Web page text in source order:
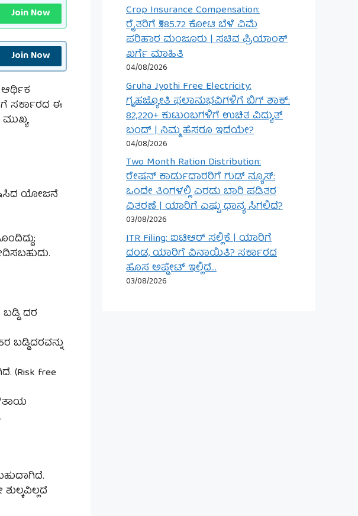
Join Now
Join Now
ಆರ್ಥಿಕ
ಸರ್ಕಾರದ ಈ
ಯೋಜನೆ
ದರ
ಬಡ್ಡಿದರವನ್ನು
free
Crop Insurance Compensation:
ರೈತರಿಗೆ ₹585.72 ಕೋಟಿ ಬೆಳೆ ವಿಮೆ
ಪರಿಹಾರ ಮಂಜೂರು | ಸಚಿವ ಪ್ರಿಯಾಂಕ್
ಖರ್ಗೆ ಮಾಹಿತಿ
04/08/2026
Gruha Jyothi Free Electricity:
ಗೃಹಜ್ಯೋತಿ ಫಲಾನುಭವಿಗಳಿಗೆ ಬಿಗ್ ಶಾಕ್:
82,220+ ಕುಟುಂಬಗಳಿಗೆ ಉಚಿತ ವಿದ್ಯುತ್
ಬಂದ್ | ನಿಮ್ಮ ಹೆಸರೂ ಇದೆಯೇ?
04/08/2026
Two Month Ration Distribution:
ರೇಷನ್ ಕಾರ್ಡುದಾರರಿಗೆ ಗುಡ್ ನ್ಯೂಸ್:
ಒಂದೇ ತಿಂಗಳಲ್ಲಿ ಎರಡು ಬಾರಿ ಪಡಿತರ
ವಿತರಣೆ | ಯಾರಿಗೆ ಎಷ್ಟು ಧಾನ್ಯ ಸಿಗಲಿದೆ?
03/08/2026
ITR Filing: ಐಟಿಆರ್ ಸಲ್ಲಿಕೆ | ಯಾರಿಗೆ
ದಂಡ, ಯಾರಿಗೆ ವಿನಾಯಿತಿ? ಸರ್ಕಾರದ
ಹೊಸ ಅಪ್ಡೇಟ್ ಇಲ್ಲಿದೆ…
03/08/2026